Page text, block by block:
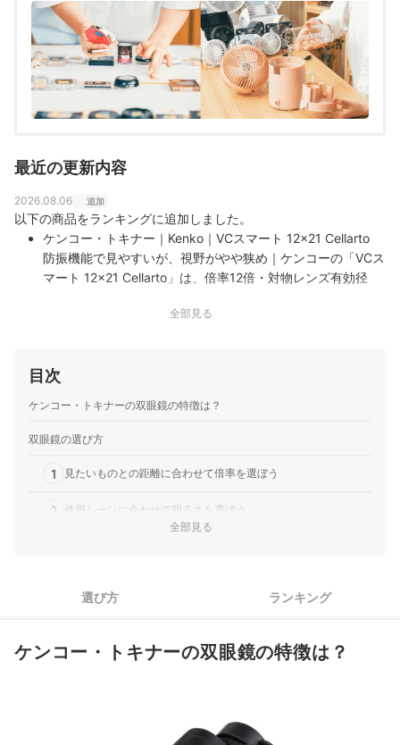
りに合った選択肢を分かりやすく提案すること」を心が
けて、コンテンツ制作を行っている。
八幡康平のプロフィール
最近の更新内容
2026.08.06 追加
以下の商品をランキングに追加しました。
ケンコー・トキナー｜Kenko｜VCスマート 12×21 Cellarto
防振機能で見やすいが、視野がやや狭め｜ケンコーの「VCス
マート 12×21 Cellarto」は、倍率12倍・対物レンズ有効径
を自動で切り替える防振モード自動選択機能を搭載し、単3
143gと軽く首から下げても負担が少ない携帯性が魅力｜ケン
21mmのコンパクトな双眼鏡です。アウトドアブランド
「LOGOS」の名を冠し、レンズにマルチコーティングを施
トレッキングでの使用を…
全部見る
目次
ケンコー・トキナーの双眼鏡の特徴は？
双眼鏡の選び方
1 見たいものとの距離に合わせて倍率を選ぼう
2 使用シーンに合わせて明るさを選ぼう
売れ筋の人気ケンコーの双眼鏡・単眼鏡全11商品を徹底比較！
全部見る
選び方 ランキング
ケンコー・トキナーの双眼鏡の特徴は？